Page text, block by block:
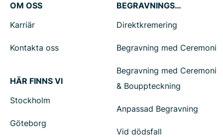
OM OSS
Karriär
Kontakta oss
HÄR FINNS VI
Stockholm
Göteborg
BEGRAVNINGSTJÄNSTER
Direktkremering
Begravning med Ceremoni
Begravning med Ceremoni
& Bouppteckning
Anpassad Begravning
Vid dödsfall